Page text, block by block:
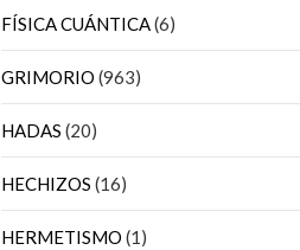
FÍSICA CUÁNTICA(6)
GRIMORIO (963)
HADAS (20)
HECHIZOS (16)
HERMETISMO (1)